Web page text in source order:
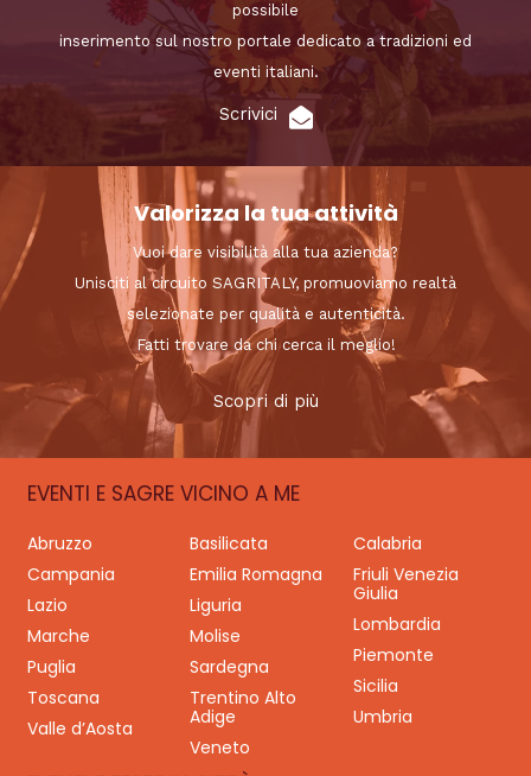
possibile
inserimento sul nostro portale dedicato a tradizioni ed
eventi italiani.
Scrivici
Valorizza la tua attività
Vuoi dare visibilità alla tua azienda?
Unisciti al circuito SAGRITALY, promuoviamo realtà
selezionate per qualità e autenticità.
Fatti trovare da chi cerca il meglio!
Scopri di più
EVENTI E SAGRE VICINO A ME
Abruzzo Basilicata
Calabria
Campania
Emilia Romagna
Friuli Venezia
Giulia
Lazio
Liguria
Lombardia
Marche
Molise
Piemonte
Puglia
Sardegna
Sicilia
Toscana
Trentino Alto
Adige
Umbria
Valle d’Aosta
Veneto